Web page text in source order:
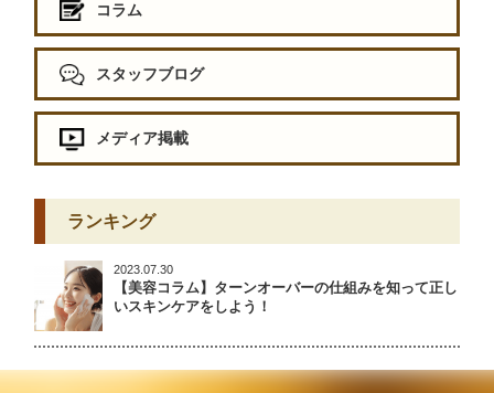
コラム
スタッフブログ
メディア掲載
ランキング
2023.07.30
【美容コラム】ターンオーバーの仕組みを知って正し
いスキンケアをしよう！